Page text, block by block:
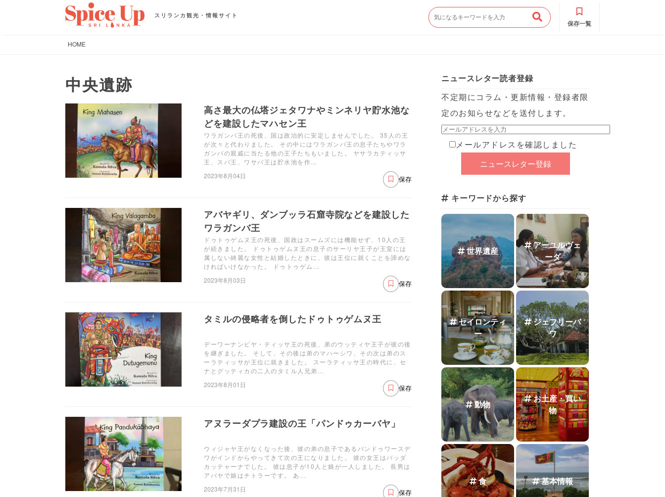
スリランカ観光・情報サイト
保存一覧
HOME
中央遺跡
高さ最大の仏塔ジェタワナやミンネリヤ貯水池な
どを建設したマハセン王
ワラガンバ王の死後、国は政治的に安定しませんでした。 35人の王
が次々と代わりました。 その中にはワラガンバ王の息子たちやワラ
ガンバの親戚に当たる他の王子たちもいました。 ヤサラカティッサ
王、スバ王、ワサバ王は貯水池を作…
2023年8月04日
保存
アバヤギリ、ダンブッラ石窟寺院などを建設した
ワラガンバ王
ドゥトゥゲムヌ王の死後、国政はスームズには機能せず、10人の王
が続きました。 ドゥトゥゲムヌ王の息子のサーリヤ王子が王室には
属しない綺麗な女性と結婚したときに、彼は王位に就くことを諦めな
ければいけなかった。 ドゥトゥゲム…
2023年8月03日
保存
タミルの侵略者を倒したドゥトゥゲムヌ王
デーワーナンピヤ・ティッサ王の死後、弟のウッティヤ王子が彼の後
を継ぎました。 そして、その後は弟のマハーシワ、その次は弟のス
ーラティッサが王位に就きました。 スーラティッサ王の時代に、セ
ナとグッティカの二人のタミル人兄弟…
2023年8月01日
保存
アヌラーダプラ建設の王「パンドゥカーバヤ」
ウィジャヤ王がなくなった後、彼の弟の息子であるパンドゥワースデ
ワがインドからやってきて次の王になりました。 彼の女王はバッダ
カッテャーナでした。 彼は息子が10人と娘が一人しました。 長男は
アバヤで娘はチトラーです。 あ…
2023年7月31日
保存
ニュースレター読者登録
不定期にコラム・更新情報・登録者限
定のお知らせなどを送付します。
メールアドレスを確認しました
キーワードから探す
世界遺産
アーユルヴェ
ーダ
セイロンティ
ー
ジェフリーバ
ワ
動物
お土産・買い
物
食 基本情報